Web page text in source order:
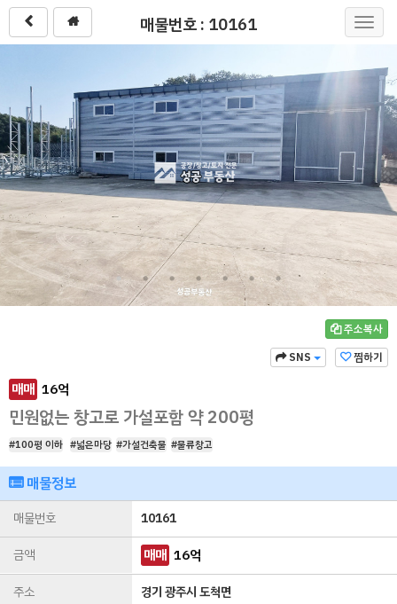
매물번호 : 10161
주소복사
찜하기
SNS
매매 16억
민원없는 창고로 가설포함 약 200평
#100평 이하 #넓은마당 #가설건축물 #물류창고
매물정보
매물번호
10161
금액
매매 16억
주소 경기 광주시 도척면